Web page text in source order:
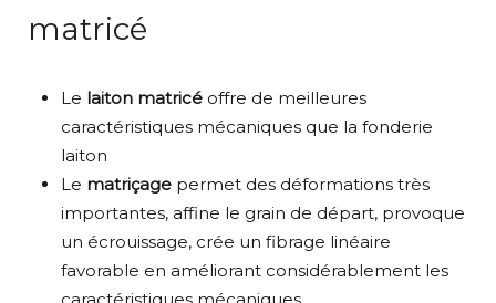
matricé
Le laiton matricé offre de meilleures
caractéristiques mécaniques que la fonderie
laiton
Le matriçage permet des déformations très
importantes, affine le grain de départ, provoque
un écrouissage, crée un fibrage linéaire
favorable en améliorant considérablement les